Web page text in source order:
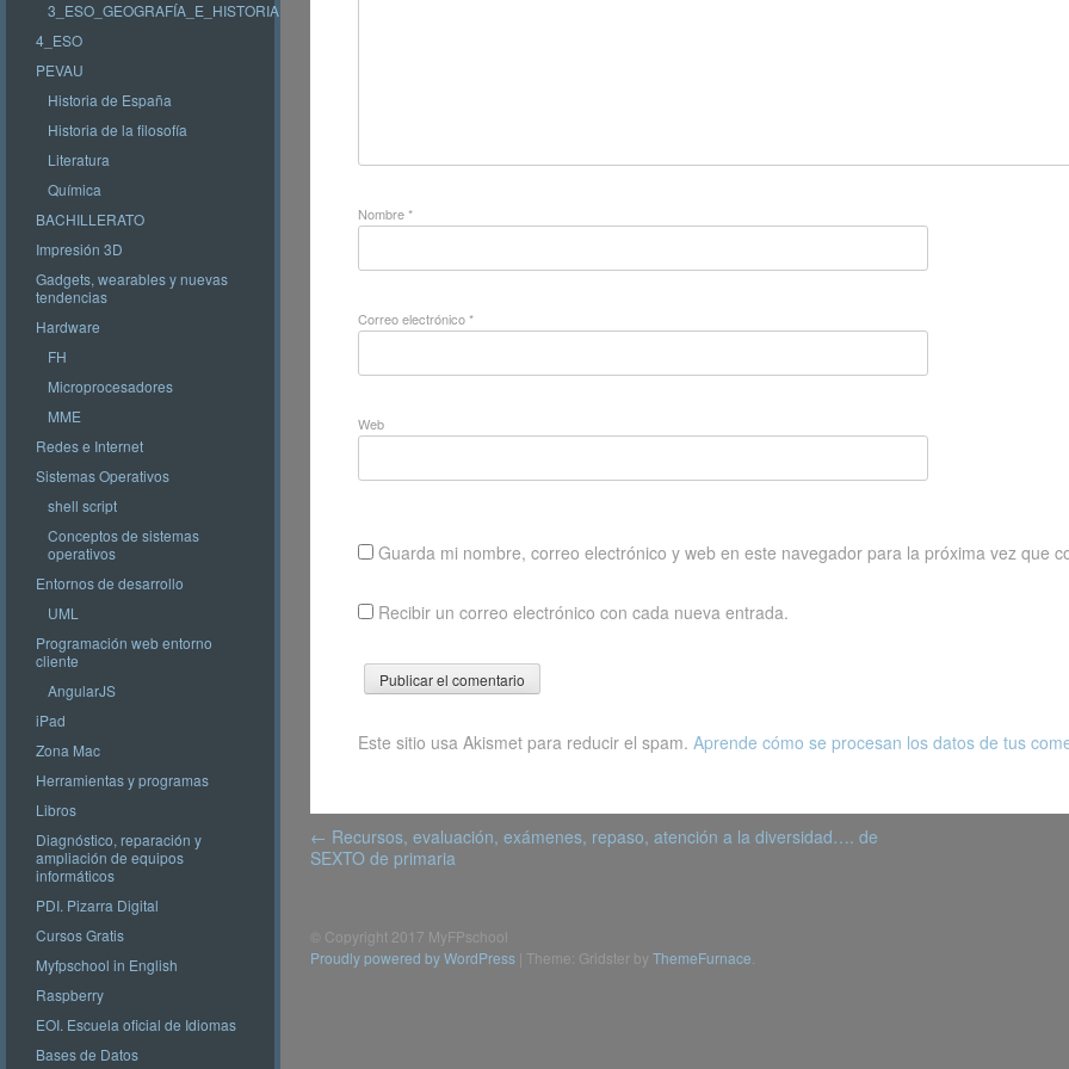
3_ESO_GEOGRAFÍA_E_HISTORIA
4_ESO
PEVAU
Historia de España
Historia de la filosofía
Literatura
Química
BACHILLERATO
Impresión 3D
Gadgets, wearables y nuevas
tendencias
Hardware
FH
Microprocesadores
MME
Redes e Internet
Sistemas Operativos
shell script
Conceptos de sistemas
operativos
Entornos de desarrollo
UML
Programación web entorno
cliente
AngularJS
iPad
Zona Mac
Herramientas y programas
Libros
Diagnóstico, reparación y
ampliación de equipos
informáticos
PDI. Pizarra Digital
Cursos Gratis
Myfpschool in English
Raspberry
EOI. Escuela oficial de Idiomas
Bases de Datos
Nombre*
Correo electrónico*
Web
Guarda mi nombre, correo electrónico y web en este navegador para la próxima vez que
Recibir un correo electrónico con cada nueva entrada.
Este sitio usa Akismet para reducir el spam. Aprende cómo se procesan los datos de tus
navigation
← Recursos, evaluación, exámenes, repaso, atención a la diversidad…. de
SEXTO de primaria
© Copyright 2017 MyFPschool
Proudly powered by WordPress Theme: Gridster by ThemeFurnace